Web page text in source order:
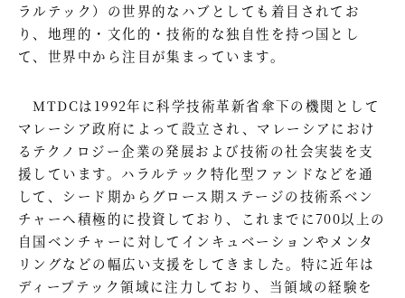
ラルテック）の世界的なハブとしても着目されてお
り、地理的・文化的・技術的な独自性を持つ国とし
て、世界中から注目が集まっています。
MTDCは1992年に科学技術革新省傘下の機関として
マレーシア政府によって設立され、マレーシアにおけ
るテクノロジー企業の発展および技術の社会実装を支
援しています。ハラルテック特化型ファンドなどを通
して、シード期からグロース期ステージの技術系ベン
チャーへ積極的に投資しており、これまでに700以上の
自国ベンチャーに対してインキュベーションやメンタ
リングなどの幅広い支援をしてきました。特に近年は
ディープテック領域に注力しており、当領域の経験を